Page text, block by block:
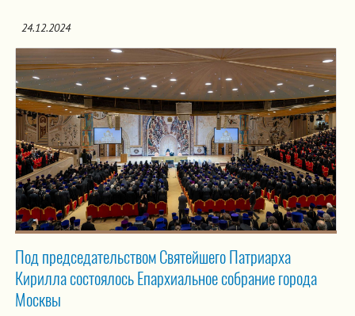
24.12.2024
Под председательством Святейшего Патриарха
Кирилла состоялось Епархиальное собрание города
Москвы